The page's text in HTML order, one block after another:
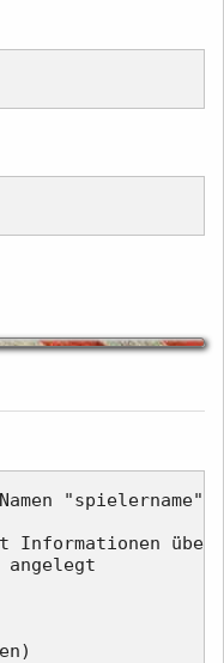
angelegt